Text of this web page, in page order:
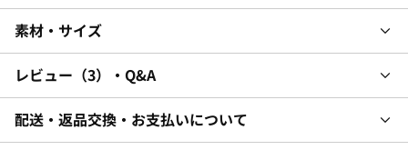
素材・サイズ
レビュー 3 ・Q&A
配送・返品交換・お支払いについて